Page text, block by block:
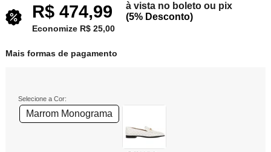
R$ 474,99
à vista no boleto ou pix
(5% Desconto)
Economize R$ 25,00
Mais formas de pagamento
Selecione a Cor:
Marrom Monograma